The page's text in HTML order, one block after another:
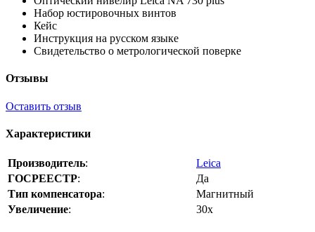
Набор юстировочных винтов
Кейс
Инструкция на русском языке
Свидетельство о метрологической поверке
Отзывы
Оставить отзыв
Характеристики
Производитель:
Leica
ГОСРЕЕСТР:
Да
Тип компенсатора:
Магнитный
Увеличение: 30x